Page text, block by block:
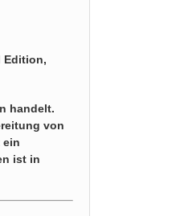
Edition,
handelt.
von
ein
ist in